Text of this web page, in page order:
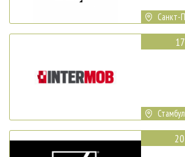
Санкт-